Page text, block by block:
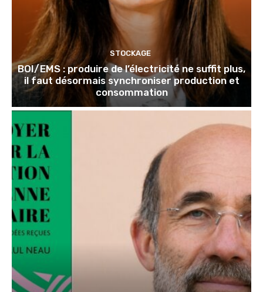
STOCKAGE
BOI/EMS : produire de l’électricité ne suffit plus,
il faut désormais synchroniser production et
consommation